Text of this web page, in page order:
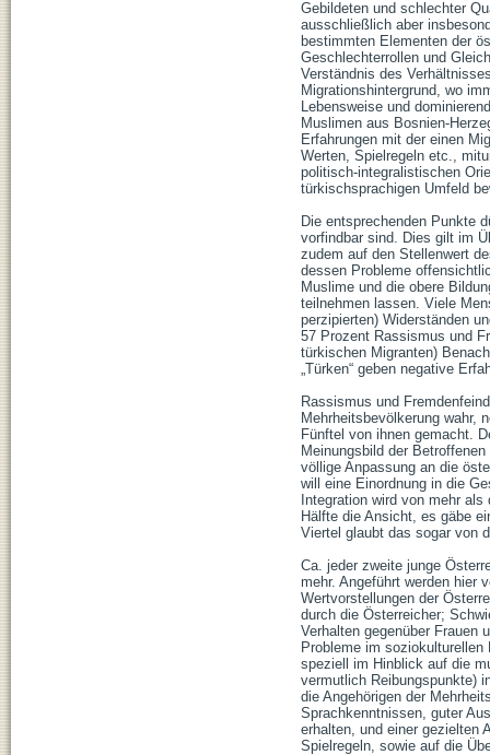
Gebildeten und schlechter
ausschließlich aber
bestimmten Elementen der
Geschlechterrollen und
Verständnis des
Migrationshintergrund, wo
Lebensweise und
Muslimen aus Bosnien-
Erfahrungen mit der einen
Werten, Spielregeln etc.,
politisch-integralistischen
türkischsprachigen Umfeld
Die entsprechenden Punkte
vorfindbar sind. Dies gilt im
zudem auf den Stellenwert
dessen Probleme
Muslime und die obere
teilnehmen lassen. Viele
perzipierten) Widerständen
57 Prozent Rassismus und
türkischen Migranten)
„Türken“ geben negative
Rassismus und
Mehrheitsbevölkerung wahr,
Fünftel von ihnen gemacht.
Meinungsbild der
völlige Anpassung an die
will eine Einordnung in die
Integration wird von mehr
Hälfte die Ansicht, es gäbe
Viertel glaubt das sogar von
Ca. jeder zweite junge
mehr. Angeführt werden hier
Wertvorstellungen der
durch die Österreicher;
Verhalten gegenüber Frauen
Probleme im
speziell im Hinblick auf die
vermutlich Reibungspunkte)
die Angehörigen der
Sprachkenntnissen, guter
erhalten, und einer gezielten
Spielregeln, sowie auf die